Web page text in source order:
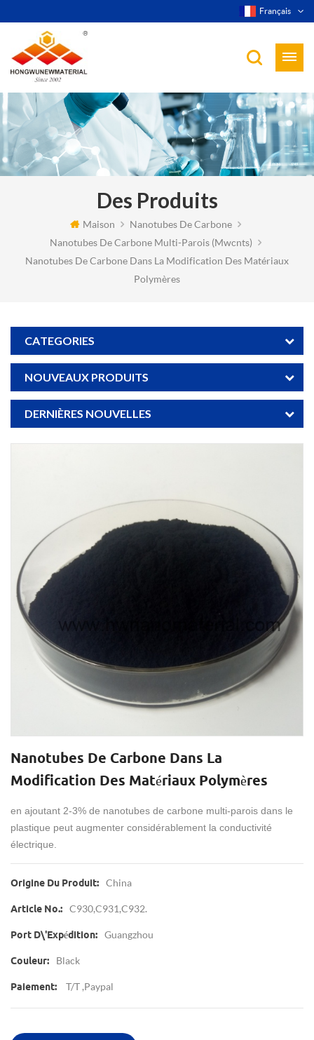
Français
Des Produits
Maison
Nanotubes De Carbone
Nanotubes De Carbone Multi-Parois (mwcnts)
Nanotubes De Carbone Dans La Modification Des Matériaux
Polymères
CATEGORIES
NOUVEAUX PRODUITS
DERNIÈRES NOUVELLES
Nanotubes De Carbone Dans La
Modification Des Matériaux Polymères
en ajoutant 2-3% de nanotubes de carbone multi-parois dans le
plastique peut augmenter considérablement la conductivité
électrique.
Origine Du Produit: China
Article No.: C930,C931,C932.
Port D\'expédition: Guangzhou
Couleur: Black
Paiement: T/T ,Paypal